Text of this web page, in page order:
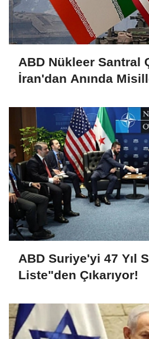
ABD Nükleer Santral
İran'dan Anında
ABD Suriye'yi 47 Yıl
Liste"den Çıkarıyor!